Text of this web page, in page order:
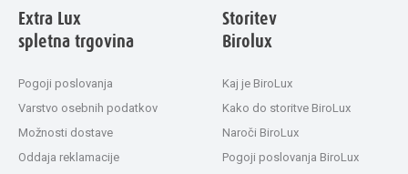
Extra Lux
spletna trgovina
Pogoji poslovanja
Varstvo osebnih podatkov
Možnosti dostave
Oddaja reklamacije
Storitev
Birolux
Kaj je BiroLux
Kako do storitve BiroLux
Naroči BiroLux
Pogoji poslovanja BiroLux